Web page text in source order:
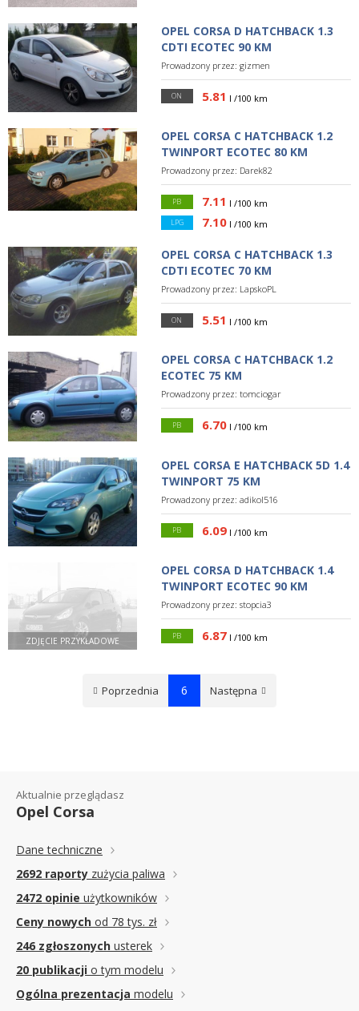
OPEL CORSA D HATCHBACK 1.3
CDTI ECOTEC 90 KM
Prowadzony przez: gizmen
ON 5.81 l /100 km
OPEL CORSA C HATCHBACK 1.2
TWINPORT ECOTEC 80 KM
Prowadzony przez: Darek82
PB 7.11 l /100 km
LPG 7.10 l /100 km
OPEL CORSA C HATCHBACK 1.3
CDTI ECOTEC 70 KM
Prowadzony przez: LapskoPL
ON 5.51 l /100 km
OPEL CORSA C HATCHBACK 1.2
ECOTEC 75 KM
Prowadzony przez: tomciogar
PB 6.70 l /100 km
OPEL CORSA E HATCHBACK 5D 1.4
TWINPORT 75 KM
Prowadzony przez: adikol516
PB 6.09 l /100 km
ZDJĘCIE PRZYKŁADOWE
OPEL CORSA D HATCHBACK 1.4
TWINPORT ECOTEC 90 KM
Prowadzony przez: stopcia3
PB 6.87 l /100 km
Poprzednia 6 Następna
Aktualnie przeglądasz
Opel Corsa
Dane techniczne
2692 raporty zużycia paliwa
2472 opinie użytkowników
Ceny nowych od 78 tys. zł
246 zgłoszonych usterek
20 publikacji o tym modelu
Ogólna prezentacja modelu